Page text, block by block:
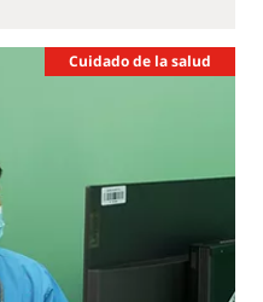
Cuidado de la salud